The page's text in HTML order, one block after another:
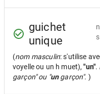
guichet
unique
(nom masculin: s'utilise
voyelle ou un h muet),"un".
garçon" ou "ungarçon". )